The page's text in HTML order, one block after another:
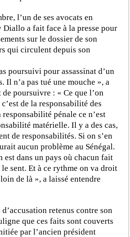
l’un de ses avocats en
a fait face à la presse pour
sur le dossier de son
qui circulent depuis son
poursuivi pour assassinat d’un
Il n’a pas tué une mouche », a
poursuivre : « Ce que l’on
de la responsabilité des
pénale ce n’est
matérielle. Il y a des cas,
de responsabilités. Si on s’en
aucun problème au Sénégal.
est dans un pays où chacun fait
sent. Et à ce rythme on va droit
de là », a laissé entendre
retenus contre son
que ces faits sont couverts
par l’ancien président